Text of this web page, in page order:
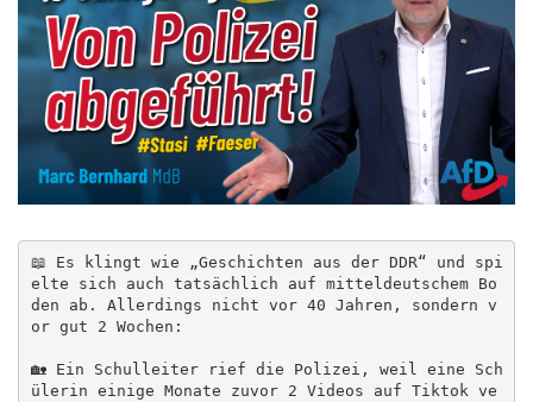
📖 Es klingt wie „Geschichten aus der DDR“ und spi
elte sich auch tatsächlich auf mitteldeutschem Bo
den ab. Allerdings nicht vor 40 Jahren, sondern v
or gut 2 Wochen:
🏡 Ein Schulleiter rief die Polizei, weil eine Sch
ülerin einige Monate zuvor 2 Videos auf Tiktok ve